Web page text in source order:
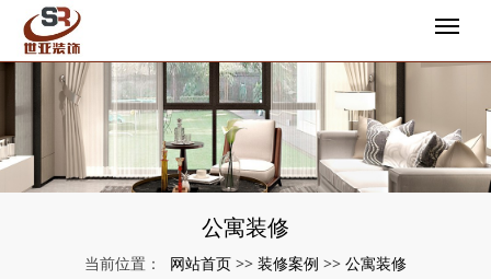
公寓装修
当前位置： 网站首页 >> 装修案例 >> 公寓装修